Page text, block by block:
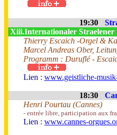
19:30
Xiii.Internationaler Straelener
Thierry Escaich -Orgel &
Marcel Andreas Ober,
Programm : Duruflé -
Lien : www.geistliche-
18:30
Henri Pourtau (Cannes)
- entrée libre, participation aux
Lien : www.cannes-